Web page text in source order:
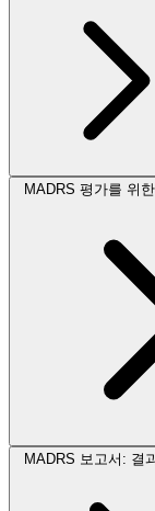
MADRS 평가를 위
MADRS 보고서: 결